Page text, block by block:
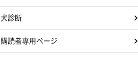
犬診断
購読者専用ページ